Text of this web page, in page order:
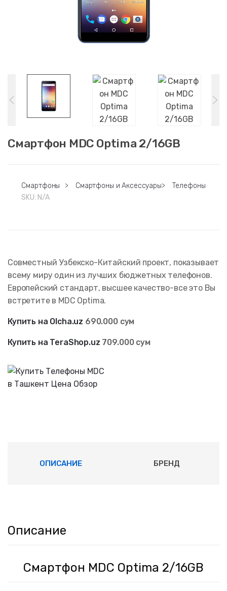
Смартфон MDC Optima 2/16GB
Смартфоны > Смартфоны и Аксессуары>
Телефоны
SKU: N/A
Совместный Узбекско-Китайский проект, показывает
всему миру один из лучших бюджетных телефонов.
Европейский стандарт, высшее качество-все это Вы
встретите в MDC Optima.
Купить на Olcha.uz 690.000 сум
Купить на TeraShop.uz 709.000 сум
ОПИСАНИЕ БРЕНД
Описание
Смартфон MDC Optima 2/16GB